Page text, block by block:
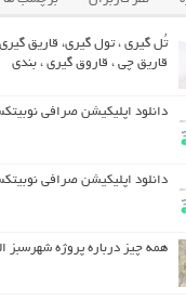
تُل گیری ، تول گیری، قاریق
قاریق‌ چی ، قاروق گیری ، بندی
دانلود اپلیکیشن صرافی
دانلود اپلیکیشن صرافی
همه چیز درباره پروژه شهرسبز